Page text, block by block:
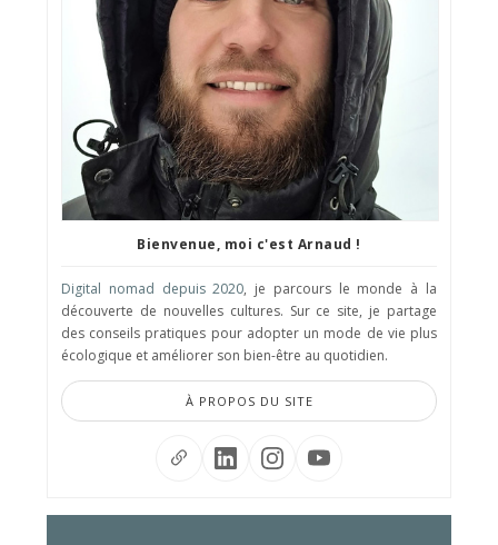
Bienvenue, moi c'est Arnaud !
Digital nomad depuis 2020, je parcours le monde à la
découverte de nouvelles cultures. Sur ce site, je partage
des conseils pratiques pour adopter un mode de vie plus
écologique et améliorer son bien-être au quotidien.
À PROPOS DU SITE